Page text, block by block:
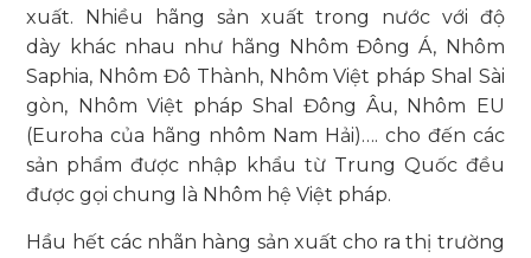
xuất. Nhiều hãng sản xuất trong nước với độ
dày khác nhau như hãng Nhôm Đông Á, Nhôm
Saphia, Nhôm Đô Thành, Nhôm Việt pháp Shal Sài
gòn, Nhôm Việt pháp Shal Đông Âu, Nhôm EU
(Euroha của hãng nhôm Nam Hải)…. cho đến các
sản phẩm được nhập khẩu từ Trung Quốc đều
được gọi chung là Nhôm hệ Việt pháp.
Hầu hết các nhãn hàng sản xuất cho ra thị trường